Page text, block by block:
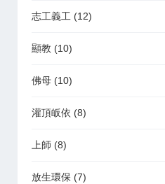
志工義工 (12)
顯教 (10)
佛母 (10)
灌頂皈依 (8)
上師 (8)
放生環保 (7)